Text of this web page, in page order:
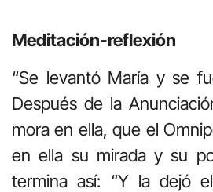
Meditación-reflexión
“Se levantó María y se
Después de la
mora en ella, que el
en ella su mirada y su
termina así: “Y la dejó